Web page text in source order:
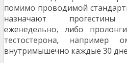
помимо проводимой
назначают прогестины
еженедельно, либо
тестостерона,
внутримышечно каждые 30